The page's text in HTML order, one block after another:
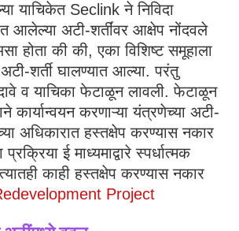
याचिकेत Seclink ने निविदा
आलेल्या अटी-शर्तींवर आक्षेप नोंदवले
होता की की, एका विशिष्ट समूहाला
अटी-शर्ती घालण्यात आल्या. परंतु
व याचिका फेटाळून लावली. फेटाळून
कार्यान्वयन करणाऱ्या यंत्रणेच्या अटी-
अधिकारात हस्तक्षेप करण्यास नकार
ई माध्यमाद्वारे स्पर्धात्मक
काही हस्तक्षेप करण्यास नकार
Project